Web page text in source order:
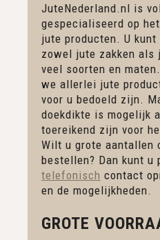
JuteNederland.nl is
gespecialiseerd op
jute producten. U
zowel jute zakken als
veel soorten en
we allerlei jute
voor u bedoeld zijn.
doekdikte is mogelijk
toereikend zijn voor
Wilt u grote aantallen
bestellen? Dan kunt u
telefonisch contact
en de mogelijkheden.
GROTE